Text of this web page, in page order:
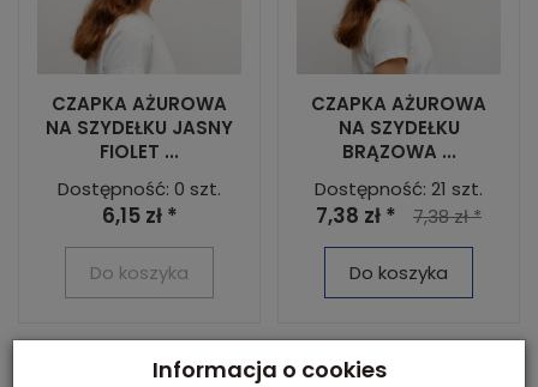
CZAPKA AŻUROWA
NA SZYDEŁKU JASNY
FIOLET ...
Dostępność: 0 szt.
6,15 zł *
Do koszyka
CZAPKA AŻUROWA
NA SZYDEŁKU
BRĄZOWA ...
Dostępność: 21 szt.
7,38 zł * 7,38 zł *
Do koszyka
Informacja o cookies